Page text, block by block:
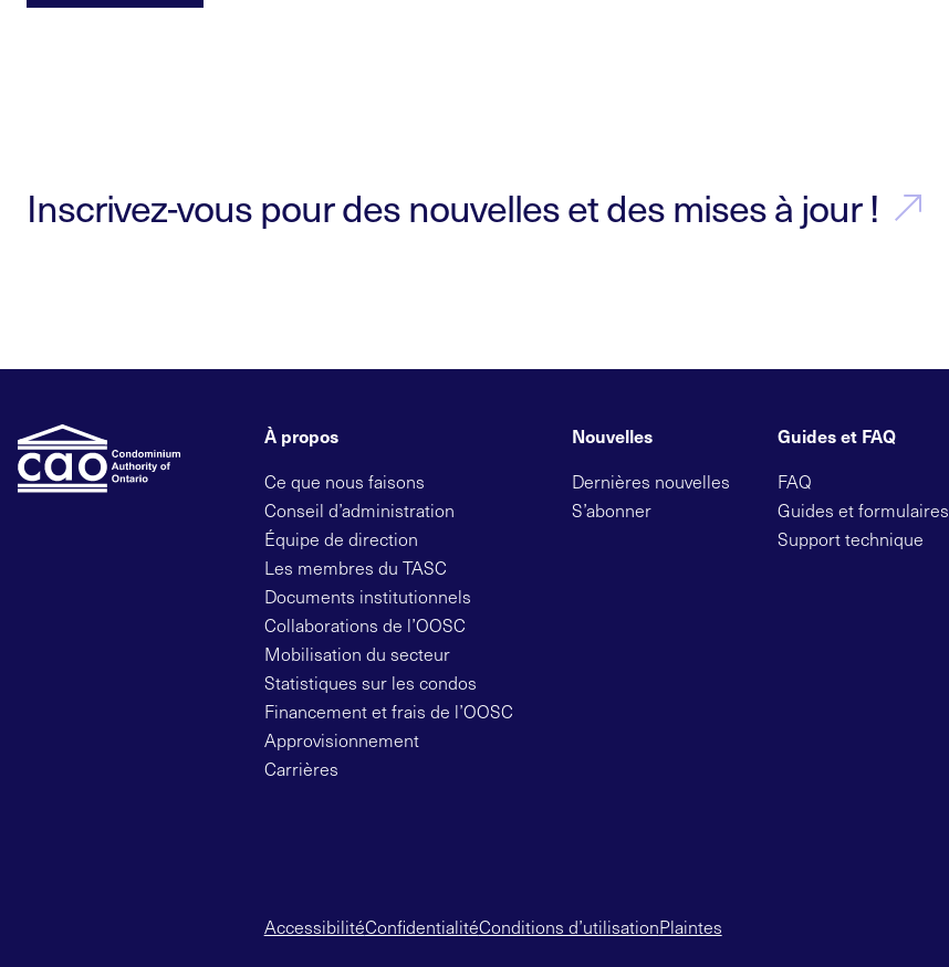
Inscrivez-vous pour des nouvelles et des mises à jour !
À propos
Ce que nous faisons
Conseil d’administration
Équipe de direction
Les membres du TASC
Documents institutionnels
Collaborations de l’OOSC
Mobilisation du secteur
Statistiques sur les condos
Financement et frais de l’OOSC
Approvisionnement
Carrières
Nouvelles
Dernières nouvelles
S’abonner
Guides et FAQ
FAQ
Guides et formulaires
Support technique
AccessibilitéConfidentialitéConditions d’utilisationPlaintes